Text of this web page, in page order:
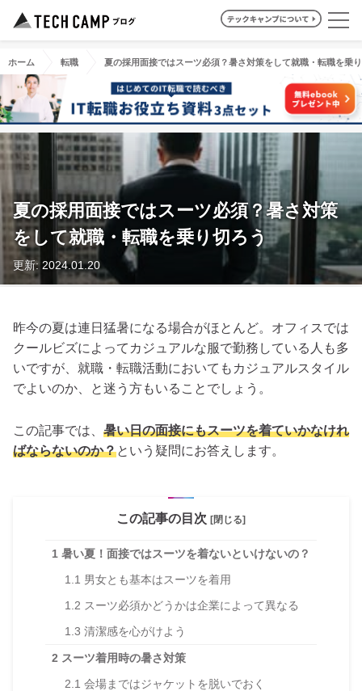
ホーム 転職 夏の採用面接ではスーツ必須？暑さ対策をして就職・転職を乗
夏の採用面接ではスーツ必須？暑さ対策
をして就職・転職を乗り切ろう
更新: 2024.01.20
昨今の夏は連日猛暑になる場合がほとんど。オフィスでは
クールビズによってカジュアルな服で勤務している人も多
いですが、就職・転職活動においてもカジュアルスタイル
でよいのか、と迷う方もいることでしょう。
この記事では、 暑い日の面接にもスーツを着ていかなけれ
ばならないのか？という疑問にお答えします。
この記事の目次 [閉じる]
1 暑い夏！面接ではスーツを着ないといけないの？
1.1 男女とも基本はスーツを着用
1.2 スーツ必須かどうかは企業によって異なる
1.3 清潔感を心がけよう
2 スーツ着用時の暑さ対策
2.1 会場まではジャケットを脱いでおく